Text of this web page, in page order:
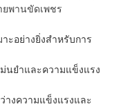
ยพานขัดเพชร
ะอย่างยิ่งสำหรับการ
นยำและความแข็งแรง
างความแข็งแรงและ